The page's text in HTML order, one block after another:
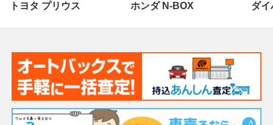
トヨタ プリウス ホンダ N-BOX ダイ